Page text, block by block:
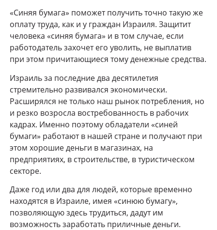
«Синяя бумага» поможет получить точно такую же
оплату труда, как и у граждан Израиля. Защитит
человека «синяя бумага» и в том случае, если
работодатель захочет его уволить, не выплатив
при этом причитающиеся тому денежные средства.
Израиль за последние два десятилетия
стремительно развивался экономически.
Расширялся не только наш рынок потребления, но
и резко возросла востребованность в рабочих
кадрах. Именно поэтому обладатели «синей
бумаги» работают в нашей стране и получают при
этом хорошие деньги в магазинах, на
предприятиях, в строительстве, в туристическом
секторе.
Даже год или два для людей, которые временно
находятся в Израиле, имея «синюю бумагу»,
позволяющую здесь трудиться, дадут им
возможность заработать приличные деньги.